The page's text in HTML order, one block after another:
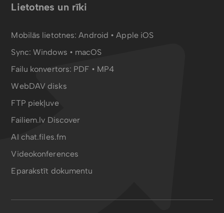
Lietotnes un rīki
Mobilās lietotnes:Android •Apple iOS
Sync:Windows • macOS
Failu konvertors: PDF • MP4
WebDAV disks
FTP piekļuve
Failiem.lv Discover
AI chat.files.fm
Videokonferences
Eparakstīt dokumentu